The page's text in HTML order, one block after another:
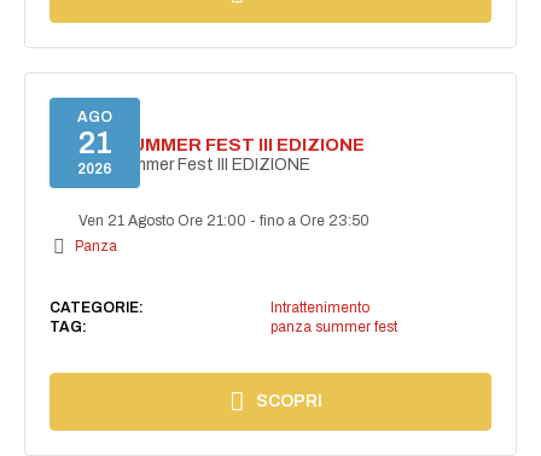
AGO
21
2026
PANZA SUMMER FEST III EDIZIONE
PANZA Summer Fest III EDIZIONE
Ven 21 Agosto Ore 21:00 -fino a Ore 23:50
Panza
CATEGORIE:
Intrattenimento
TAG:
panza summer fest
SCOPRI